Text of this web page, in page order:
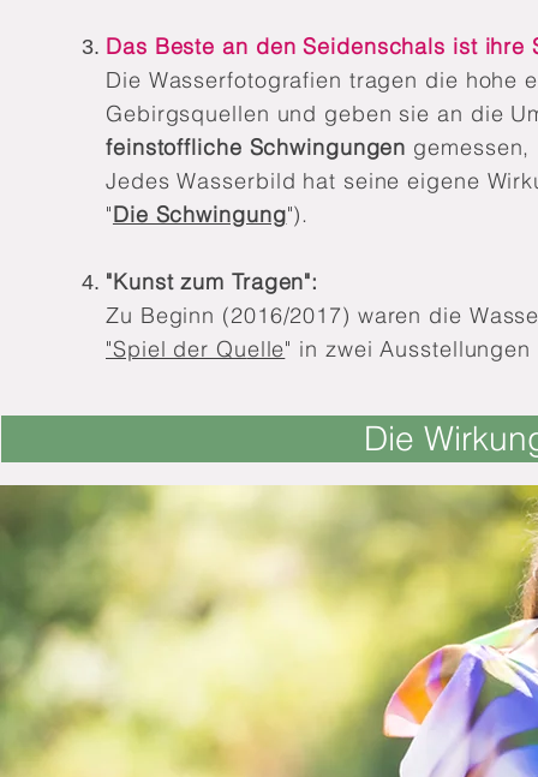
Das Beste an den Seidenschals ist ihre
Die Wasserfotografien tragen die hohe
Gebirgsquellen und geben sie an die
feinstoffliche Schwingungen
Jedes Wasserbild hat seine eigene
"Die Schwingung").
"Kunst zum Tragen":
Zu Beginn (2016/2017) waren die
"Spiel der Quelle" in zwei Ausstellungen
Die